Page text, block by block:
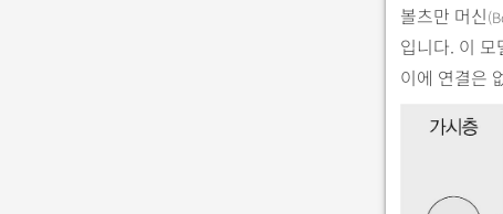
볼츠만 머신
입니다. 이
이에 연결은